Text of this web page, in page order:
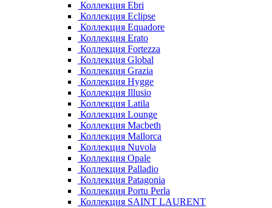
Коллекция Ebri
Коллекция Eclipse
Коллекция Equadore
Коллекция Erato
Коллекция Fortezza
Коллекция Global
Коллекция Grazia
Коллекция Hygge
Коллекция Illusio
Коллекция Latila
Коллекция Lounge
Коллекция Macbeth
Коллекция Mallorca
Коллекция Nuvola
Коллекция Opale
Коллекция Palladio
Коллекция Patagonia
Коллекция Portu Perla
Коллекция SAINT LAURENT